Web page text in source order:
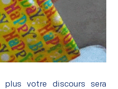
plus votre discours sera